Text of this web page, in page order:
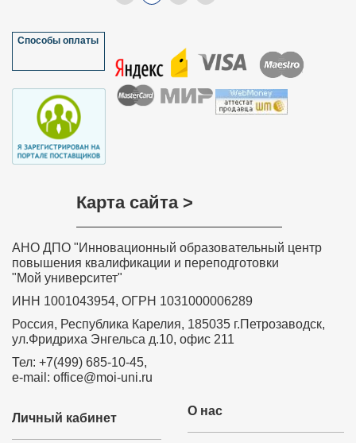
Способы оплаты
Карта сайта >
АНО ДПО "Инновационный образовательный центр
повышения квалификации и переподготовки
"Мой университет"
ИНН 1001043954, ОГРН 1031000006289
Россия, Республика Карелия, 185035 г.Петрозаводск,
ул.Фридриха Энгельса д.10, офис 211
Тел: +7(499) 685-10-45,
e-mail: office@moi-uni.ru
О нас
Личный кабинет